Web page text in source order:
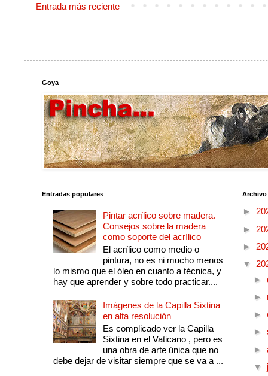
Entrada más reciente
Goya
Entradas populares
Pintar acrílico sobre madera.
Consejos sobre la madera
como soporte del acrílico
El acrílico como medio o
pintura, no es ni mucho menos
lo mismo que el óleo en cuanto a técnica, y
hay que aprender y sobre todo practicar....
Imágenes de la Capilla Sixtina
en alta resolución
Es complicado ver la Capilla
Sixtina en el Vaticano , pero es
una obra de arte única que no
debe dejar de visitar siempre que se va a ...
►
►
►
▼
►
►
►
►
►
▼